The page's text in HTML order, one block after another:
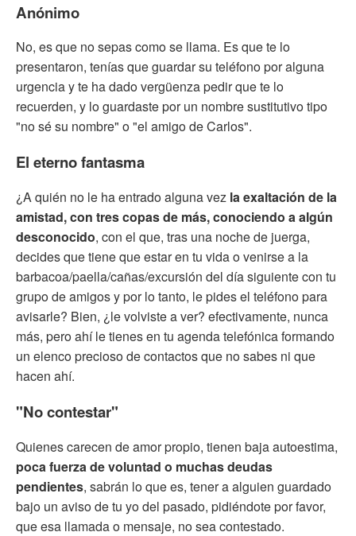
Anónimo
No, es que no sepas como se llama. Es que te lo
presentaron, tenías que guardar su teléfono por alguna
urgencia y te ha dado vergüenza pedir que te lo
recuerden, y lo guardaste por un nombre sustitutivo tipo
"no sé su nombre" o "el amigo de Carlos".
El eterno fantasma
¿A quién no le ha entrado alguna vez la exaltación de la
amistad, con tres copas de más, conociendo a algún
desconocido, con el que, tras una noche de juerga,
decides que tiene que estar en tu vida o venirse a la
barbacoa/paella/cañas/excursión del día siguiente con tu
grupo de amigos y por lo tanto, le pides el teléfono para
avisarle? Bien, ¿le volviste a ver? efectivamente, nunca
más, pero ahí le tienes en tu agenda telefónica formando
un elenco precioso de contactos que no sabes ni que
hacen ahí.
"No contestar"
Quienes carecen de amor propio, tienen baja autoestima,
poca fuerza de voluntad o muchas deudas
pendientes, sabrán lo que es, tener a alguien guardado
bajo un aviso de tu yo del pasado, pidiéndote por favor,
que esa llamada o mensaje, no sea contestado.